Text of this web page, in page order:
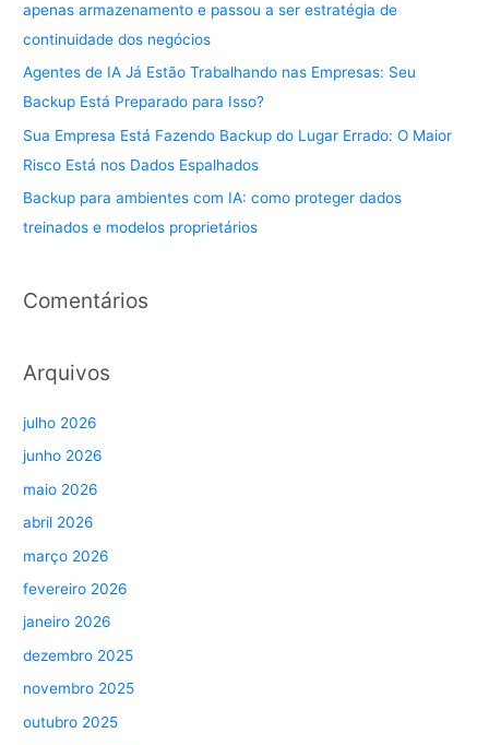
apenas armazenamento e passou a ser estratégia de
continuidade dos negócios
Agentes de IA Já Estão Trabalhando nas Empresas: Seu
Backup Está Preparado para Isso?
Sua Empresa Está Fazendo Backup do Lugar Errado: O Maior
Risco Está nos Dados Espalhados
Backup para ambientes com IA: como proteger dados
treinados e modelos proprietários
Comentários
Arquivos
julho 2026
junho 2026
maio 2026
abril 2026
março 2026
fevereiro 2026
janeiro 2026
dezembro 2025
novembro 2025
outubro 2025